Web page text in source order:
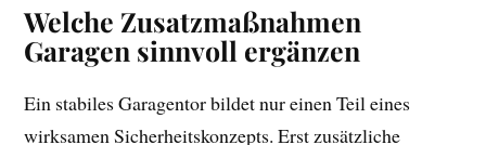
Welche Zusatzmaßnahmen
Garagen sinnvoll ergänzen
Ein stabiles Garagentor bildet nur einen Teil eines
wirksamen Sicherheitskonzepts. Erst zusätzliche